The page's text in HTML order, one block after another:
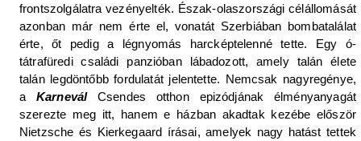
frontszolgálatra vezényelték. Észak-olaszországi célállomását
azonban már nem érte el, vonatát Szerbiában bombatalálat
érte, őt pedig a légnyomás harcképtelenné tette. Egy ó-
tátrafüredi családi panzióban lábadozott, amely talán élete
talán legdöntőbb fordulatát jelentette. Nemcsak nagyregénye,
a Karnevál
Csendes otthon epizódjának élményanyagát
szerezte meg itt, hanem e házban akadtak kezébe először
Nietzsche és Kierkegaard írásai, amelyek nagy hatást tettek